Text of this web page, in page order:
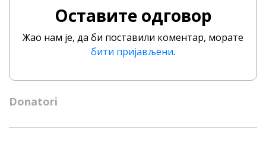
Оставите одговор
Жао нам је, да би поставили коментар, морате
бити пријављени.
Donatori